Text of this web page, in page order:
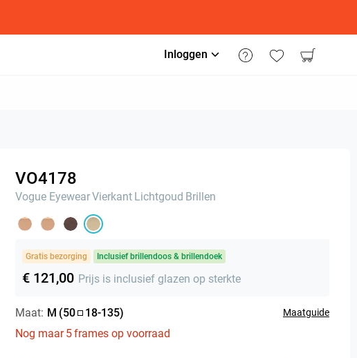
Inloggen
VO4178
Vogue EyewearVierkant Lichtgoud Brillen
Gratis bezorging Inclusief brillendoos & brillendoek
€ 121,00 Prijs is inclusief glazen op sterkte
Maat: M (50 18-135) Maatguide
Nog maar 5frames op voorraad